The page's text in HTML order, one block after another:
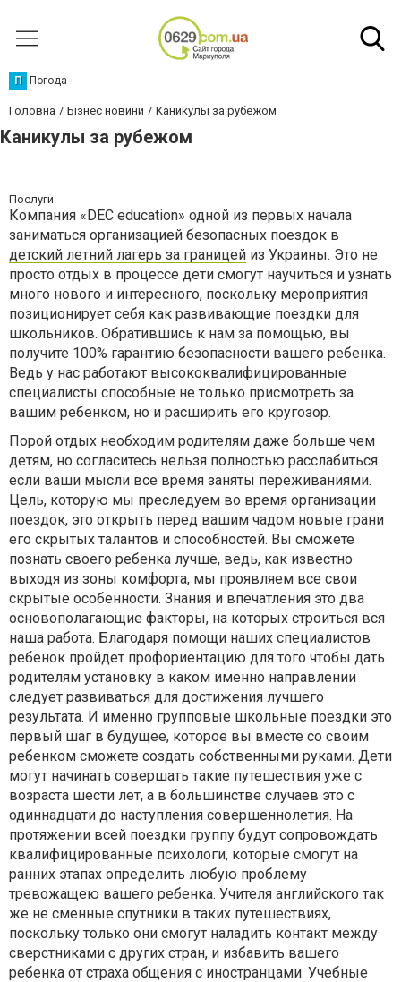
П Погода
Головна Бізнес новини Каникулы за рубежом
Каникулы за рубежом
Послуги
Компания «DEC education» одной из первых начала
заниматься организацией безопасных поездок в
детский летний лагерь за границей из Украины. Это не
просто отдых в процессе дети смогут научиться и узнать
много нового и интересного, поскольку мероприятия
позиционирует себя как развивающие поездки для
школьников. Обратившись к нам за помощью, вы
получите 100% гарантию безопасности вашего ребенка.
Ведь у нас работают высококвалифицированные
специалисты способные не только присмотреть за
вашим ребенком, но и расширить его кругозор.
Порой отдых необходим родителям даже больше чем
детям, но согласитесь нельзя полностью расслабиться
если ваши мысли все время заняты переживаниями.
Цель, которую мы преследуем во время организации
поездок, это открыть перед вашим чадом новые грани
его скрытых талантов и способностей. Вы сможете
познать своего ребенка лучше, ведь, как известно
выходя из зоны комфорта, мы проявляем все свои
скрытые особенности. Знания и впечатления это два
основополагающие факторы, на которых строиться вся
наша работа. Благодаря помощи наших специалистов
ребенок пройдет профориентацию для того чтобы дать
родителям установку в каком именно направлении
следует развиваться для достижения лучшего
результата. И именно групповые школьные поездки это
первый шаг в будущее, которое вы вместе со своим
ребенком сможете создать собственными руками. Дети
могут начинать совершать такие путешествия уже с
возраста шести лет, а в большинстве случаев это с
одиннадцати до наступления совершеннолетия. На
протяжении всей поездки группу будут сопровождать
квалифицированные психологи, которые смогут на
ранних этапах определить любую проблему
тревожащею вашего ребенка. Учителя английского так
же не сменные спутники в таких путешествиях,
поскольку только они смогут наладить контакт между
сверстниками с других стран, и избавить вашего
ребенка от страха общения с иностранцами. Учебные